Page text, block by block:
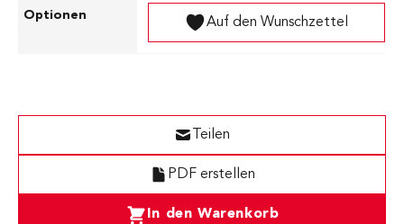
Auf den Wunschzettel
In den Warenkorb
PDF erstellen
Teilen